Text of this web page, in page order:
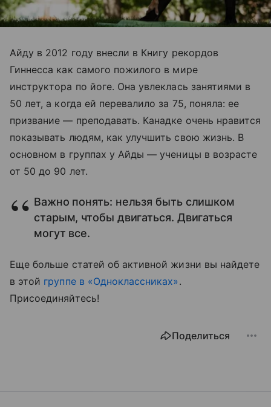
Айду в 2012 году внесли в Книгу рекордов
Гиннесса как самого пожилого в мире
инструктора по йоге. Она увлеклась занятиями в
50 лет, а когда ей перевалило за 75, поняла: ее
призвание — преподавать. Канадке очень нравится
показывать людям, как улучшить свою жизнь. В
основном в группах у Айды — ученицы в возрасте
от 50 до 90 лет.
Важно понять: нельзя быть слишком
старым, чтобы двигаться. Двигаться
могут все.
Еще больше статей об активной жизни вы найдете
в этой группе в «Одноклассниках».
Присоединяйтесь!
Поделиться